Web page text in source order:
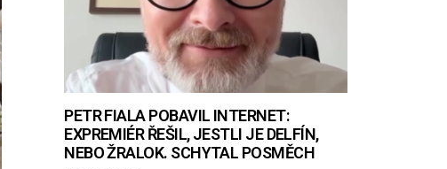
PETR FIALA POBAVIL INTERNET:
EXPREMIÉR ŘEŠIL, JESTLI JE DELFÍN,
NEBO ŽRALOK. SCHYTAL POSMĚCH